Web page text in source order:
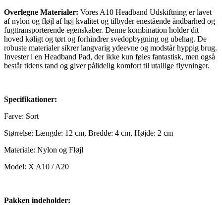
Overlegne Materialer: Vores A10 Headband Udskiftning er lavet
af nylon og fløjl af høj kvalitet og tilbyder enestående åndbarhed og
fugttransporterende egenskaber. Denne kombination holder dit
hoved køligt og tørt og forhindrer svedopbygning og ubehag. De
robuste materialer sikrer langvarig ydeevne og modstår hyppig brug.
Invester i en Headband Pad, der ikke kun føles fantastisk, men også
består tidens tand og giver pålidelig komfort til utallige flyvninger.
Specifikationer:
Farve: Sort
Størrelse: Længde: 12 cm, Bredde: 4 cm, Højde: 2 cm
Materiale: Nylon og Fløjl
Model: X A10 / A20
Pakken indeholder: